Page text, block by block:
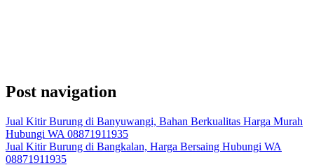
Post navigation
Jual Kitir Burung di Banyuwangi, Bahan Berkualitas Harga Murah
Hubungi WA 08871911935
Jual Kitir Burung di Bangkalan, Harga Bersaing Hubungi WA
08871911935